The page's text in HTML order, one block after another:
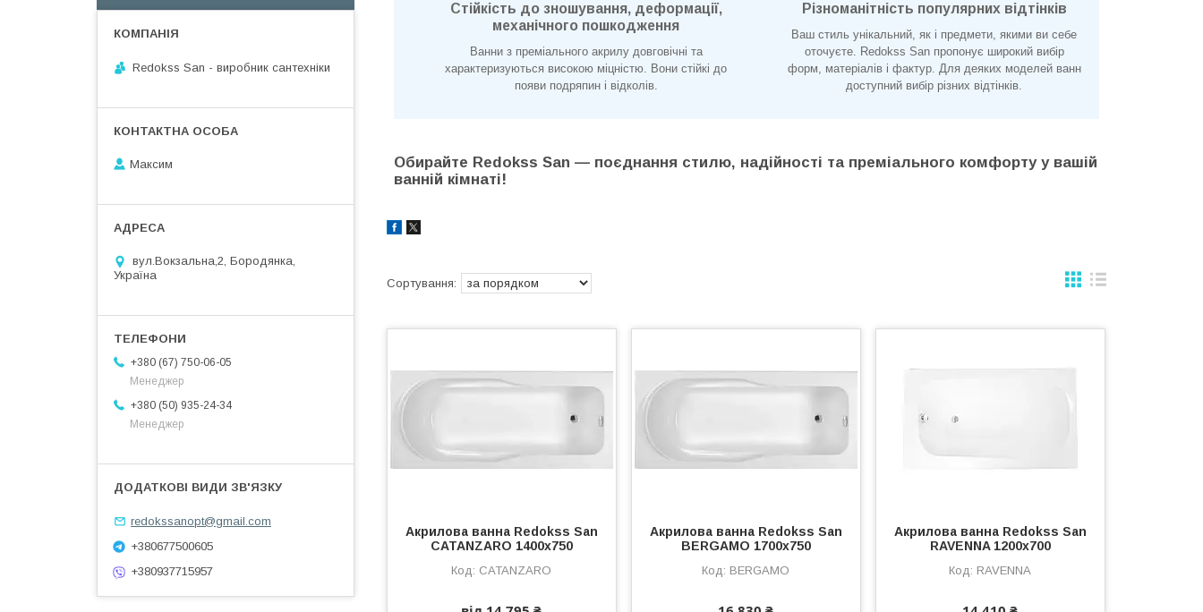
Стійкість до зношування, деформації,
механічного пошкодження
Ванни з преміального акрилу довговічні та
характеризуються високою міцністю. Вони стійкі до
появи подряпин і відколів.
Різноманітність популярних відтінків
Ваш стиль унікальний, як і предмети, якими ви себе
оточуєте. Redokss San пропонує широкий вибір
форм, матеріалів і фактур. Для деяких моделей ванн
доступний вибір різних відтінків.
Обирайте Redokss San — поєднання стилю, надійності та преміального комфорту у вашій
ванній кімнаті!
Акрилова ванна Redokss San
CATANZARO 1400х750
CATANZARO
Акрилова ванна Redokss San
BERGAMO 1700х750
BERGAMO
Акрилова ванна Redokss San
RAVENNA 1200x700
RAVENNA
Redokss San - виробник сантехніки
Максим
вул.Вокзальна,2, Бородянка,
Україна
+380 (67) 750-06-05
Менеджер
+380 (50) 935-24-34
Менеджер
redokssanopt@gmail.com
+380677500605
+380937715957